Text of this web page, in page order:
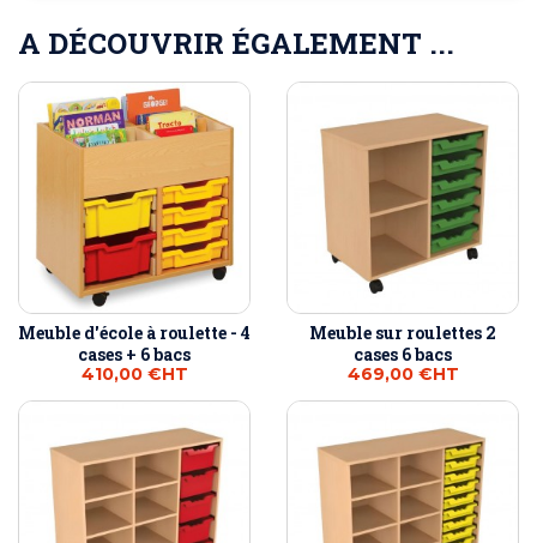
A DÉCOUVRIR ÉGALEMENT ...
Meuble d'école à roulette - 4
cases + 6 bacs
410,00 €HT
Meuble sur roulettes 2
cases 6 bacs
469,00 €HT